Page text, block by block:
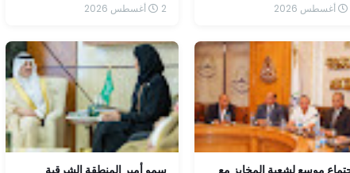
طلاب البكالوريا لمسار
ويشدد على سرعة إنهاء إجراءات
محدد
2 أغسطس 2026